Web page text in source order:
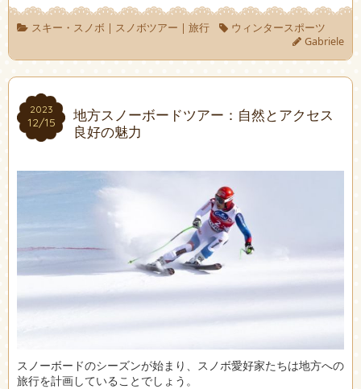
スキー・スノボ | スノボツアー | 旅行
ウィンタースポーツ
Gabriele
2023
12/15
2023
12/15
地方スノーボードツアー：自然とアクセス
良好の魅力
スノーボードのシーズンが始まり、スノボ愛好家たちは地方への
旅行を計画していることでしょう。